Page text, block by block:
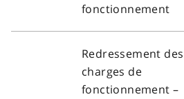
fonctionnement
Redressement des
charges de
fonctionnement –